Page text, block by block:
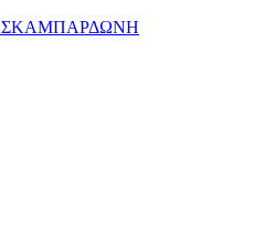
ΣΚΑΜΠΑΡΔΩΝΗ